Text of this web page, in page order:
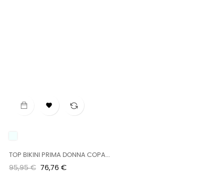

TOP BIKINI PRIMA DONNA COPA...
Precio
95,95 € Precio
76,76 €